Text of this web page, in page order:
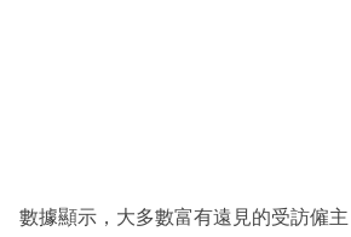
數據顯示，大多數富有遠見的受訪僱